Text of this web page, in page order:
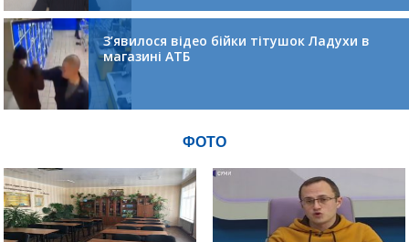
З’явилося відео бійки тітушок Ладухи в
магазині АТБ
ФОТО